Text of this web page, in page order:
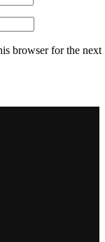
browser for the next